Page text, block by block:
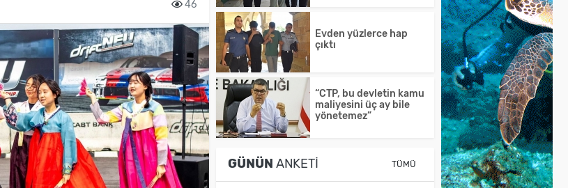
46
Evden yüzlerce hap
çıktı
“CTP, bu devletin kamu
maliyesini üç ay bile
yönetemez”
GÜNÜN ANKETI TÜMÜ